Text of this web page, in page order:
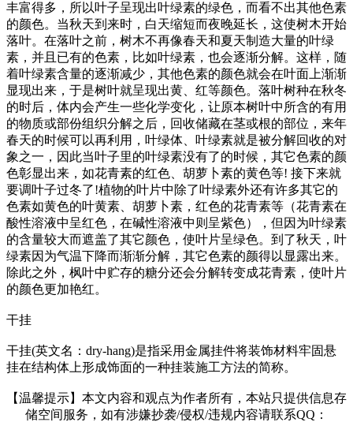
丰富得多，所以叶子呈现出叶绿素的绿色，而看不出其他色素
的颜色。当秋天到来时，白天缩短而夜晚延长，这使树木开始
落叶。在落叶之前，树木不再像春天和夏天制造大量的叶绿
素，并且已有的色素，比如叶绿素，也会逐渐分解。这样，随
着叶绿素含量的逐渐减少，其他色素的颜色就会在叶面上渐渐
显现出来，于是树叶就呈现出黄、红等颜色。落叶树种在秋冬
的时后，体内会产生一些化学变化，让原本树叶中所含的有用
的物质或部份组织分解之后，回收储藏在茎或根的部位，来年
春天的时候可以再利用，叶绿体、叶绿素就是被分解回收的对
象之一，因此当叶子里的叶绿素没有了的时候，其它色素的颜
色彰显出来，如花青素的红色、胡萝卜素的黄色等! 接下来就
要调叶子过冬了!植物的叶片中除了叶绿素外还有许多其它的
色素如黄色的叶黄素、胡萝卜素，红色的花青素等（花青素在
酸性溶液中呈红色，在碱性溶液中则呈紫色），但因为叶绿素
的含量较大而遮盖了其它颜色，使叶片呈绿色。到了秋天，叶
绿素因为气温下降而渐渐分解，其它色素的颜得以显露出来。
除此之外，枫叶中贮存的糖分还会分解转变成花青素，使叶片
的颜色更加艳红。
干挂
干挂(英文名：dry-hang)是指采用金属挂件将装饰材料牢固悬
挂在结构体上形成饰面的一种挂装施工方法的简称。
【温馨提示】本文内容和观点为作者所有，本站只提供信息存
储空间服务，如有涉嫌抄袭/侵权/违规内容请联系QQ：